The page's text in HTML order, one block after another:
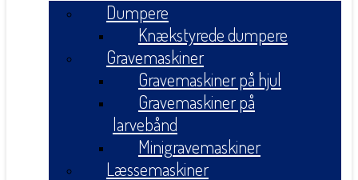
Dumpere
Knækstyrede dumpere
Gravemaskiner
Gravemaskiner på hjul
Gravemaskiner på
larvebånd
Minigravemaskiner
Læssemaskiner